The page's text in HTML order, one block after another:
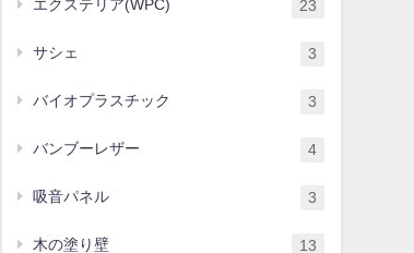
エクステリア(WPC) 23
サシェ 3
バイオプラスチック 3
バンブーレザー 4
吸音パネル 3
木の塗り壁 13